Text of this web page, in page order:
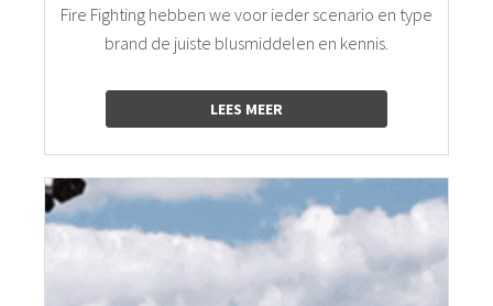
Fire Fighting hebben we voor ieder scenario en type
brand de juiste blusmiddelen en kennis.
LEES MEER